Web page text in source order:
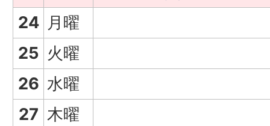
24 月曜
25 火曜
26 水曜
27 木曜